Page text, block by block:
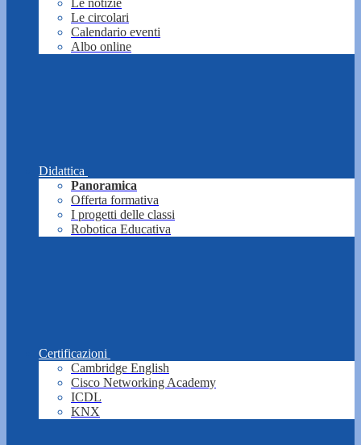
Le notizie
Le circolari
Calendario eventi
Albo online
Didattica
Panoramica
Offerta formativa
I progetti delle classi
Robotica Educativa
Certificazioni
Cambridge English
Cisco Networking Academy
ICDL
KNX